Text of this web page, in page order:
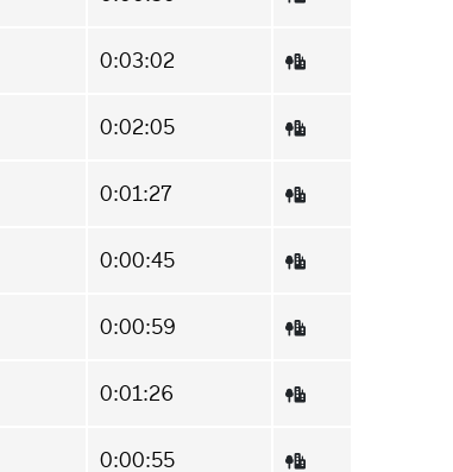
0:03:02
0:02:05
0:01:27
0:00:45
0:00:59
0:01:26
0:00:55